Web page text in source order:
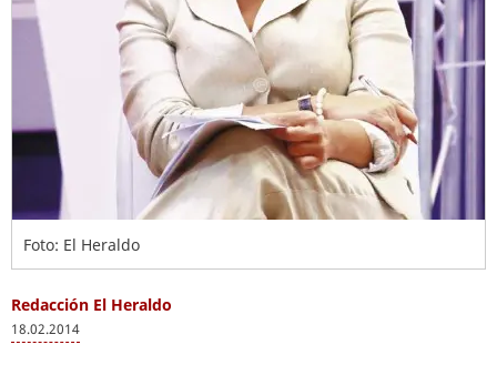
Foto: El Heraldo
Redacción El Heraldo
18.02.2014